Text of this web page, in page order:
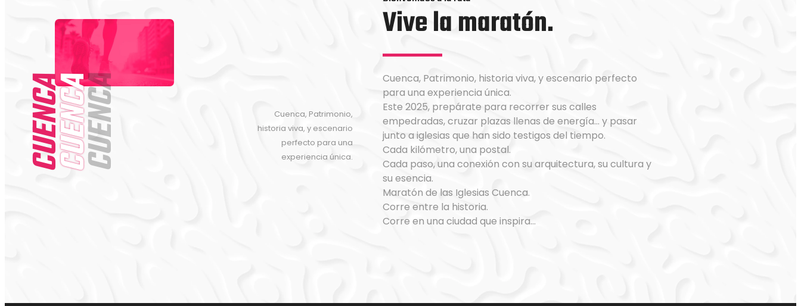
CUENCA
CUENCA
CUENCA
Cuenca, Patrimonio,
historia viva, y escenario
perfecto para una
experiencia única.
Vive la maratón.
Cuenca, Patrimonio, historia viva, y escenario perfecto
para una experiencia única.
Este 2025, prepárate para recorrer sus calles
empedradas, cruzar plazas llenas de energía… y pasar
junto a iglesias que han sido testigos del tiempo.
Cada kilómetro, una postal.
Cada paso, una conexión con su arquitectura, su cultura y
su esencia.
Maratón de las Iglesias Cuenca.
Corre entre la historia.
Corre en una ciudad que inspira…